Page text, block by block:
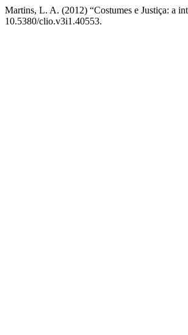
Martins, L. A. (2012) “Costumes e Justiça: a
10.5380/clio.v3i1.40553.